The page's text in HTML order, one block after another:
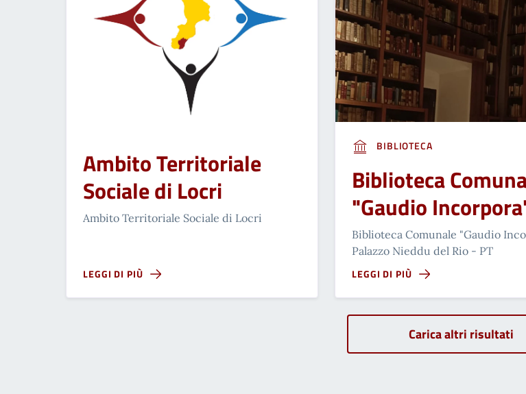
Ambito Territoriale
Sociale di Locri
Ambito Territoriale Sociale di Locri
LEGGI DI PIÙ
BIBLIOTECA
Biblioteca
"Gaudio
Biblioteca Comunale "Gaudio
Palazzo Nieddu del Rio - PT
LEGGI DI PIÙ
Carica altri risultati